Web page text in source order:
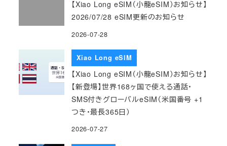
【Xiao Long eSIM（小龍eSIM）お知らせ】
2026/07/28 eSIM更新のお知らせ
2026-07-28
Xiao Long eSIM
【Xiao Long eSIM（小龍eSIM）お知らせ】
【新登場】世界168ヶ国で使える通話・
SMS付きグローバルeSIM（米国番号 +1
つき・最長365日）
2026-07-27